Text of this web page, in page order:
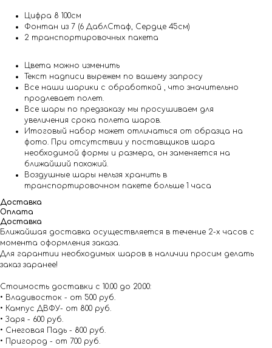
Цифра 8 100см
Фонтан из 7 (6 ДаблСтаф, Сердце 45см)
2 транспортировочных пакета
Цвета можно изменить
Текст надписи вырежем по вашему запросу
Все наши шарики с обработкой , что значительно
продлевает полет.
Все шары по предзаказу мы просушиваем для
увеличения срока полета шаров.
Итоговый набор может отличаться от образца на
фото. При отсутствии у поставщиков шара
необходимой формы и размера, он заменяется на
ближайший похожий.
Воздушные шары нельзя хранить в
транспортировочном пакете больше 1 часа
Доставка
Оплата
Доставка
Ближайшая доставка осуществляется в течение 2-х часов с
момента оформления заказа.
Для гарантии необходимых шаров в наличии просим делать
заказ заранее!
Стоимость доставки с 10.00 до 20:00:
• Владивосток - от 500 руб.
• Кампус ДВФУ- от 800 руб.
• Заря - 600 руб.
• Снеговая Падь - 800 руб.
• Пригород - от 700 руб.